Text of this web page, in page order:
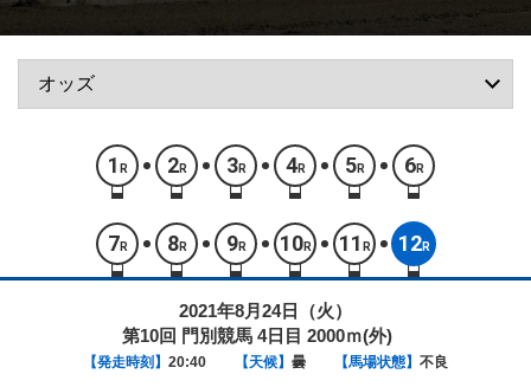
1 R 2R 3R 4R 5R 6R
7 R 8R 9R 10R 11 R 12R
2021年8月24日（火）
第10回 門別競馬 4日目 2000ｍ(外)
【発走時刻】 20:40 【天候】 曇 【馬場状態】 不良